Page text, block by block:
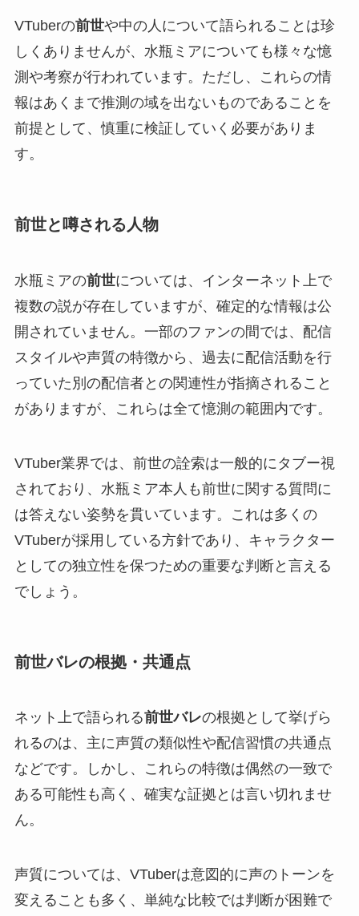
VTuberの前世や中の人について語られることは珍
しくありませんが、水瓶ミアについても様々な憶
測や考察が行われています。ただし、これらの情
報はあくまで推測の域を出ないものであることを
前提として、慎重に検証していく必要がありま
す。
前世と噂される人物
水瓶ミアの前世については、インターネット上で
複数の説が存在していますが、確定的な情報は公
開されていません。一部のファンの間では、配信
スタイルや声質の特徴から、過去に配信活動を行
っていた別の配信者との関連性が指摘されること
がありますが、これらは全て憶測の範囲内です。
VTuber業界では、前世の詮索は一般的にタブー視
されており、水瓶ミア本人も前世に関する質問に
は答えない姿勢を貫いています。これは多くの
VTuberが採用している方針であり、キャラクター
としての独立性を保つための重要な判断と言える
でしょう。
前世バレの根拠・共通点
ネット上で語られる前世バレの根拠として挙げら
れるのは、主に声質の類似性や配信習慣の共通点
などです。しかし、これらの特徴は偶然の一致で
ある可能性も高く、確実な証拠とは言い切れませ
ん。
声質については、VTuberは意図的に声のトーンを
変えることも多く、単純な比較では判断が困難で